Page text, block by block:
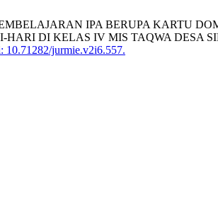
IPA BERUPA KARTU
DI KELAS IV MIS TAQWA DESA
10.71282/jurmie.v2i6.557.